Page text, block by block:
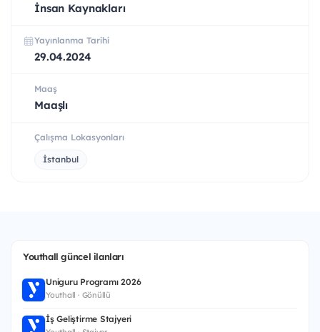
İnsan Kaynakları
Yayınlanma Tarihi
29.04.2024
Maaş
Maaşlı
Çalışma Lokasyonları
İstanbul
Youthall güncel ilanları
Uniguru Programı 2026
Youthall · Gönüllü
İş Geliştirme Stajyeri